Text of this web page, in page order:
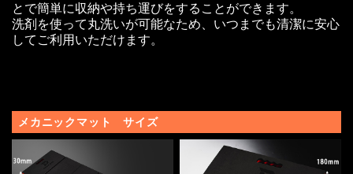
とで簡単に収納や持ち運びをすることができます。
洗剤を使って丸洗いが可能なため、いつまでも清潔に安心
してご利用いただけます。
メカニックマット サイズ